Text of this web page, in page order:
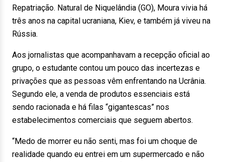
Repatriação. Natural de Niquelândia (GO), Moura vivia há
três anos na capital ucraniana, Kiev, e também já viveu na
Rússia.
Aos jornalistas que acompanhavam a recepção oficial ao
grupo, o estudante contou um pouco das incertezas e
privações que as pessoas vêm enfrentando na Ucrânia.
Segundo ele, a venda de produtos essenciais está
sendo racionada e há filas “gigantescas” nos
estabelecimentos comerciais que seguem abertos.
“Medo de morrer eu não senti, mas foi um choque de
realidade quando eu entrei em um supermercado e não